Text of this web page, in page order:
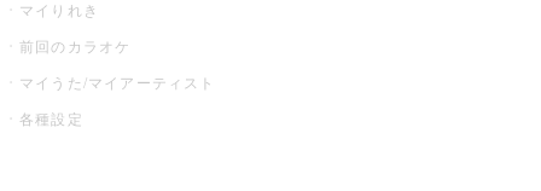
マイりれき
前回のカラオケ
マイうた/マイアーティスト
各種設定